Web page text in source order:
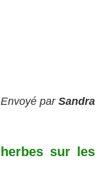
Envoyé par Sandra
sur les